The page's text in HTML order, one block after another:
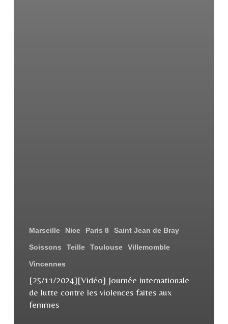
Marseille Nice Paris 8 Saint Jean de Bray
Soissons Teille Toulouse Villemomble
Vincennes
[25/11/2024][Vidéo] Journée internationale
de lutte contre les violences faites aux
femmes